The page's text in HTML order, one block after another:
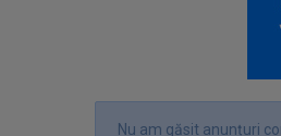
Nu am găsit anunțuri